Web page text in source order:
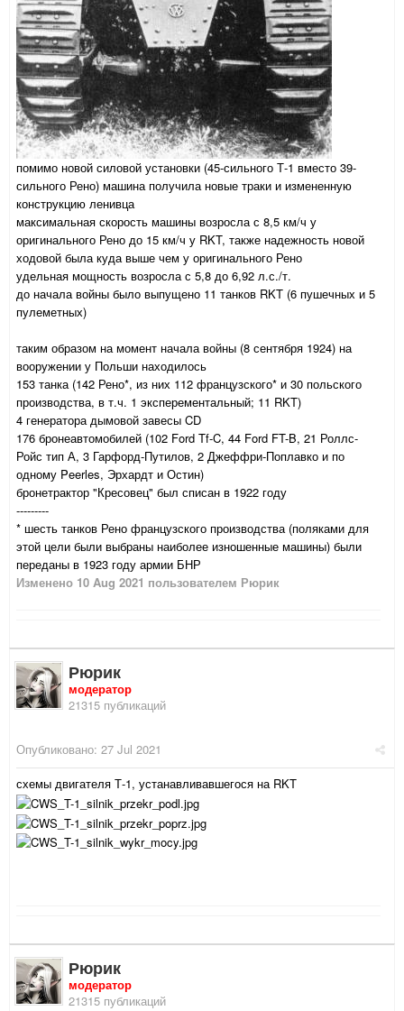
помимо новой силовой установки (45-сильного Т-1 вместо 39-
сильного Рено) машина получила новые траки и измененную
конструкцию ленивца
максимальная скорость машины возросла с 8,5 км/ч у
оригинального Рено до 15 км/ч у RKT, также надежность новой
ходовой была куда выше чем у оригинального Рено
удельная мощность возросла с 5,8 до 6,92 л.с./т.
до начала войны было выпущено 11 танков RKT (6 пушечных и 5
пулеметных)
таким образом на момент начала войны (8 сентября 1924) на
вооружении у Польши находилось
153 танка (142 Рено*, из них 112 французского* и 30 польского
производства, в т.ч. 1 эксперементальный; 11 RKT)
4 генератора дымовой завесы CD
176 бронеавтомобилей (102 Ford Tf-C, 44 Ford FT-B, 21 Роллс-
Ройс тип А, 3 Гарфорд-Путилов, 2 Джеффри-Поплавко и по
одному Peerles, Эрхардт и Остин)
бронетрактор "Кресовец" был списан в 1922 году
---------
* шесть танков Рено французского производства (поляками для
этой цели были выбраны наиболее изношенные машины) были
переданы в 1923 году армии БНР
Изменено 10 Aug 2021 пользователем Рюрик
Рюрик
модератор
21315 публикаций
Опубликовано: 27 Jul 2021
схемы двигателя Т-1, устанавливавшегося на RKT
Рюрик
модератор
21315 публикаций